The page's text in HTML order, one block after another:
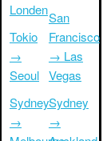
Londen
Tokio
→
Seoul
Sydney
→
San
Francisco
→ Las
Vegas
Sydney
→